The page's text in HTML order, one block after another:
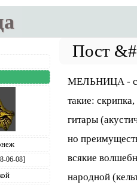
06-08]
МЕЛЬНИЦА -
такие:
гитары
но
всякие
народной